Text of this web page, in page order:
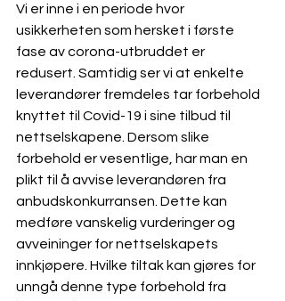
Vi er inne i en periode hvor
usikkerheten som hersket i første
fase av corona-utbruddet er
redusert. Samtidig ser vi at enkelte
leverandører fremdeles tar forbehold
knyttet til Covid-19 i sine tilbud til
nettselskapene. Dersom slike
forbehold er vesentlige, har man en
plikt til å avvise leverandøren fra
anbudskonkurransen. Dette kan
medføre vanskelig vurderinger og
avveininger for nettselskapets
innkjøpere. Hvilke tiltak kan gjøres for
unngå denne type forbehold fra